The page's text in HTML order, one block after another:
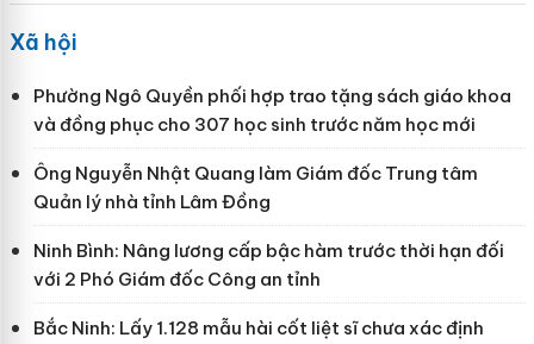
Xã hội
Phường Ngô Quyền phối hợp trao tặng sách giáo khoa
và đồng phục cho 307 học sinh trước năm học mới
Ông Nguyễn Nhật Quang làm Giám đốc Trung tâm
Quản lý nhà tỉnh Lâm Đồng
Ninh Bình: Nâng lương cấp bậc hàm trước thời hạn đối
với 2 Phó Giám đốc Công an tỉnh
Bắc Ninh: Lấy 1.128 mẫu hài cốt liệt sĩ chưa xác định